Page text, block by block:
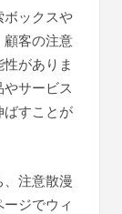
ボックスや
客の注意
がありま
サービス
ばすことが
、注意散漫
ジでウィ